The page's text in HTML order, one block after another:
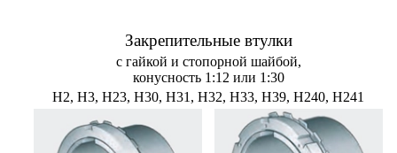
Закрепительные втулки
с гайкой и стопорной шайбой,
конусность 1:12 или 1:30
H2, H3, H23, H30, H31, H32, H33, H39, H240, H241